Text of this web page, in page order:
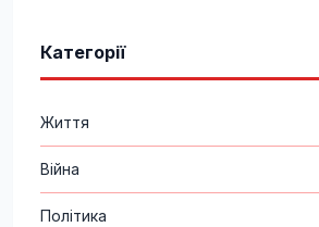
Категорії
Життя
Війна
Політика